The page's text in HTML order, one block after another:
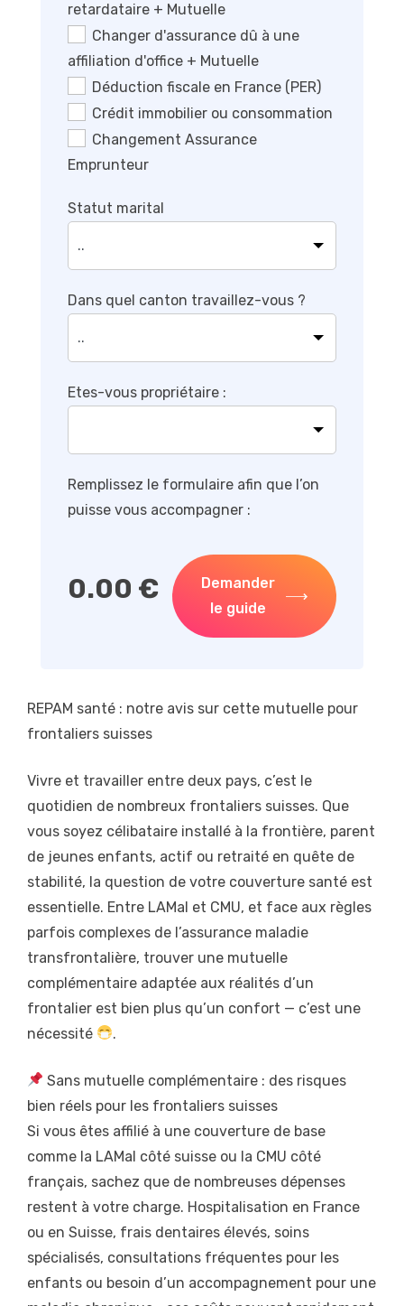
retardataire + Mutuelle
Changer d'assurance dû à une
affiliation d'office + Mutuelle
Déduction fiscale en France (PER)
Crédit immobilier ou consommation
Changement Assurance
Emprunteur
Statut marital
Dans quel canton travaillez-vous ?
Etes-vous propriétaire :
Remplissez le formulaire afin que l’on
puisse vous accompagner :
0.00 €
Demander
le guide
REPAM santé : notre avis sur cette mutuelle pour
frontaliers suisses
Vivre et travailler entre deux pays, c’est le
quotidien de nombreux frontaliers suisses. Que
vous soyez célibataire installé à la frontière, parent
de jeunes enfants, actif ou retraité en quête de
stabilité, la question de votre couverture santé est
essentielle. Entre LAMal et CMU, et face aux règles
parfois complexes de l’assurance maladie
transfrontalière, trouver une mutuelle
complémentaire adaptée aux réalités d’un
frontalier est bien plus qu’un confort — c’est une
nécessité
.
Sans mutuelle complémentaire : des risques
bien réels pour les frontaliers suisses
Si vous êtes affilié à une couverture de base
comme la LAMal côté suisse ou la CMU côté
français, sachez que de nombreuses dépenses
restent à votre charge. Hospitalisation en France
ou en Suisse, frais dentaires élevés, soins
spécialisés, consultations fréquentes pour les
enfants ou besoin d’un accompagnement pour une